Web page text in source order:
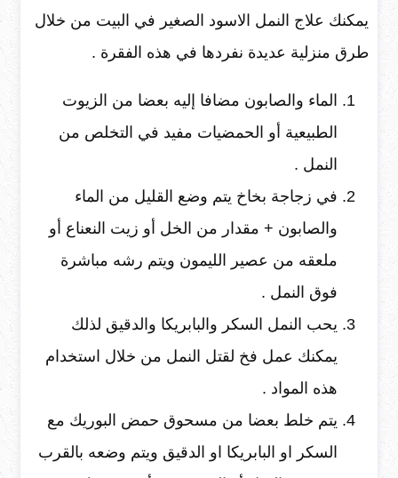
يمكنك علاج النمل الاسود الصغير في البيت من خلال
طرق منزلية عديدة نفردها في هذه الفقرة .
الماء والصابون مضافا إليه بعضا من الزيوت
الطبيعية أو الحمضيات مفيد في التخلص من
النمل .
في زجاجة بخاخ يتم وضع القليل من الماء
والصابون + مقدار من الخل أو زيت النعناع أو
ملعقه من عصير الليمون ويتم رشه مباشرة
فوق النمل .
يحب النمل السكر والبابريكا والدقيق لذلك
يمكنك عمل فخ لقتل النمل من خلال استخدام
هذه المواد .
يتم خلط بعضا من مسحوق حمض البوريك مع
السكر او البابريكا او الدقيق ويتم وضعه بالقرب